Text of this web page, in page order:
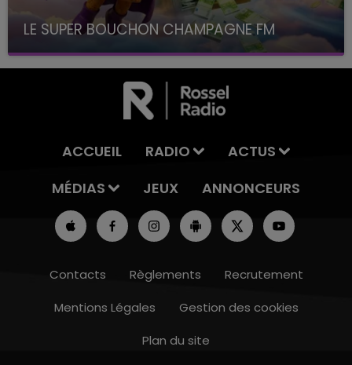
10h00 - 14h00
LE SUPER BOUCHON CHAMPAGNE FM
avec La Famille Champagne FM, à 8H10
ACCUEIL RADIO
ACTUS
MÉDIAS
JEUX ANNONCEURS
Contacts Règlements
Recrutement
Mentions Légales
Gestion des cookies
Plan du site